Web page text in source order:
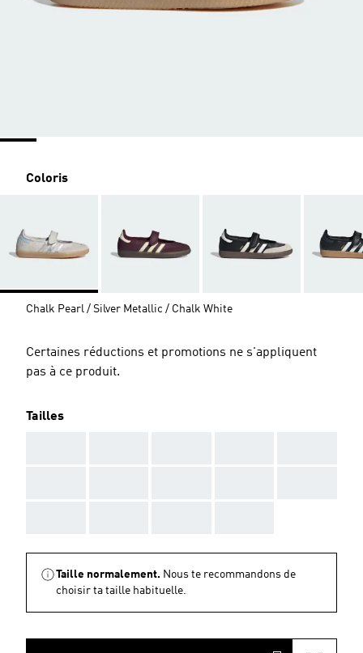
Coloris
Chalk Pearl / Silver Metallic / Chalk White
Certaines réductions et promotions ne s'appliquent
pas à ce produit.
Tailles
Taille normalement. Nous te recommandons de
choisir ta taille habituelle.